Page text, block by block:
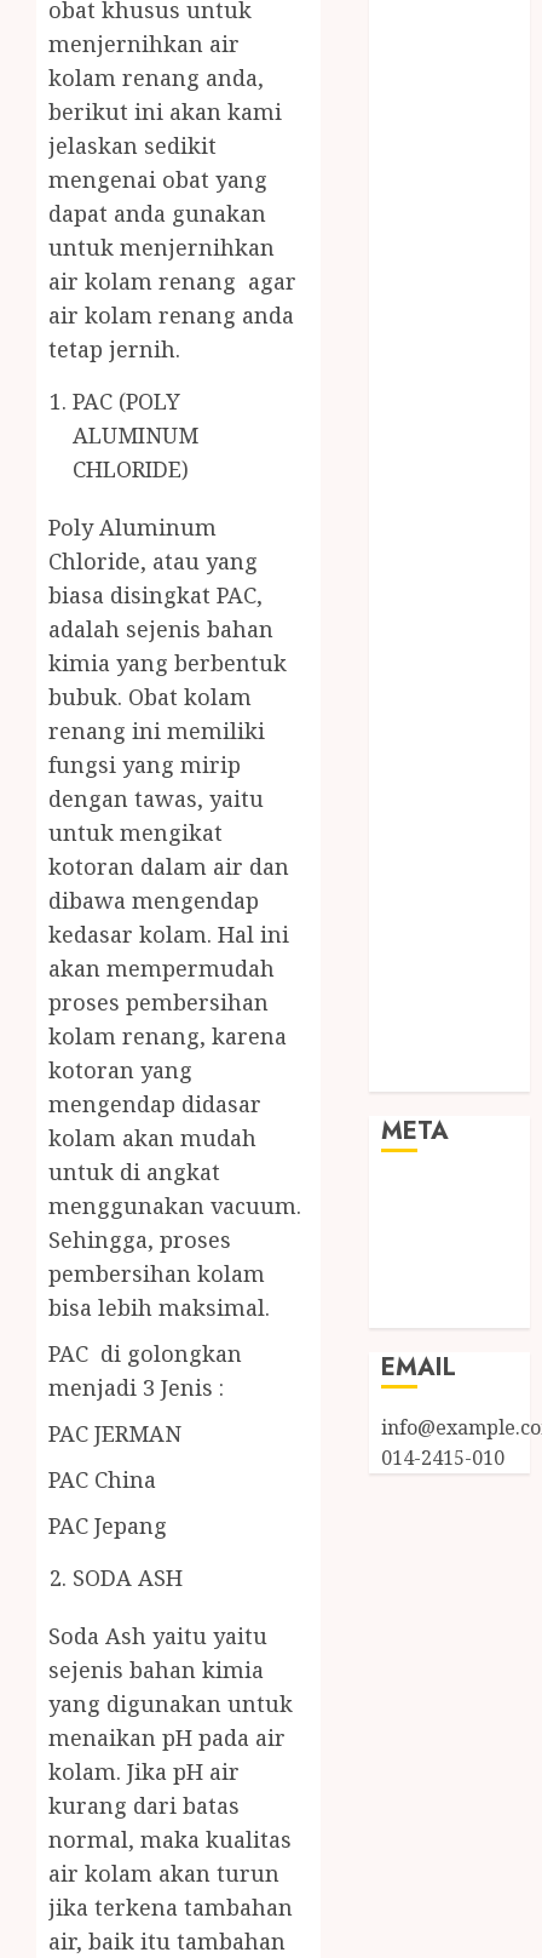
obat khusus untuk
menjernihkan air
kolam renang anda,
berikut ini akan kami
jelaskan sedikit
mengenai obat yang
dapat anda gunakan
untuk menjernihkan
air kolam renang agar
air kolam renang anda
tetap jernih.
PAC (POLY
ALUMINUM
CHLORIDE)
Poly Aluminum
Chloride, atau yang
biasa disingkat PAC,
adalah sejenis bahan
kimia yang berbentuk
bubuk. Obat kolam
renang ini memiliki
fungsi yang mirip
dengan tawas, yaitu
untuk mengikat
kotoran dalam air dan
dibawa mengendap
kedasar kolam. Hal ini
akan mempermudah
proses pembersihan
kolam renang, karena
kotoran yang
mengendap didasar
kolam akan mudah
untuk di angkat
menggunakan vacuum.
Sehingga, proses
pembersihan kolam
bisa lebih maksimal.
PAC di golongkan
menjadi 3 Jenis :
PAC JERMAN
PAC China
PAC Jepang
SODA ASH
Soda Ash yaitu yaitu
sejenis bahan kimia
yang digunakan untuk
menaikan pH pada air
kolam. Jika pH air
kurang dari batas
normal, maka kualitas
air kolam akan turun
jika terkena tambahan
air, baik itu tambahan
META
EMAIL
014-2415-010